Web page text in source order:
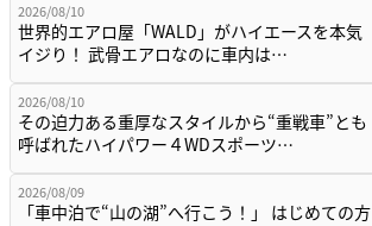
2026/08/10
世界的エアロ屋「WALD」がハイエースを本気
イジり！ 武骨エアロなのに車内は…
2026/08/10
その迫力ある重厚なスタイルから“重戦車”とも
呼ばれたハイパワー４WDスポーツ…
2026/08/09
「車中泊で“山の湖”へ行こう！」 はじめての方